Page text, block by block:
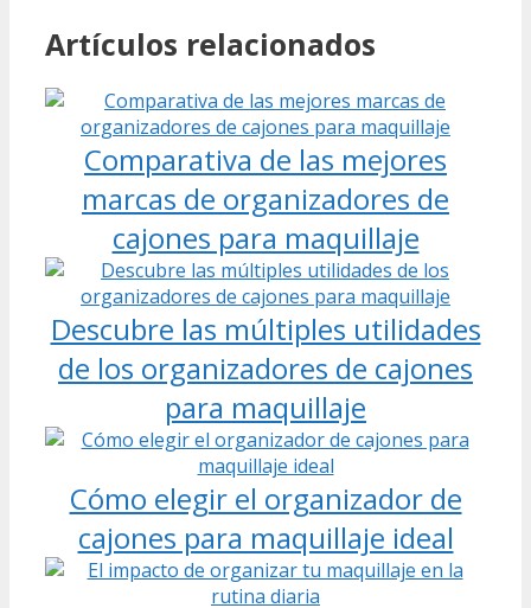
Artículos relacionados
Comparativa de las mejores
marcas de organizadores de
cajones para maquillaje
Descubre las múltiples utilidades
de los organizadores de cajones
para maquillaje
Cómo elegir el organizador de
cajones para maquillaje ideal